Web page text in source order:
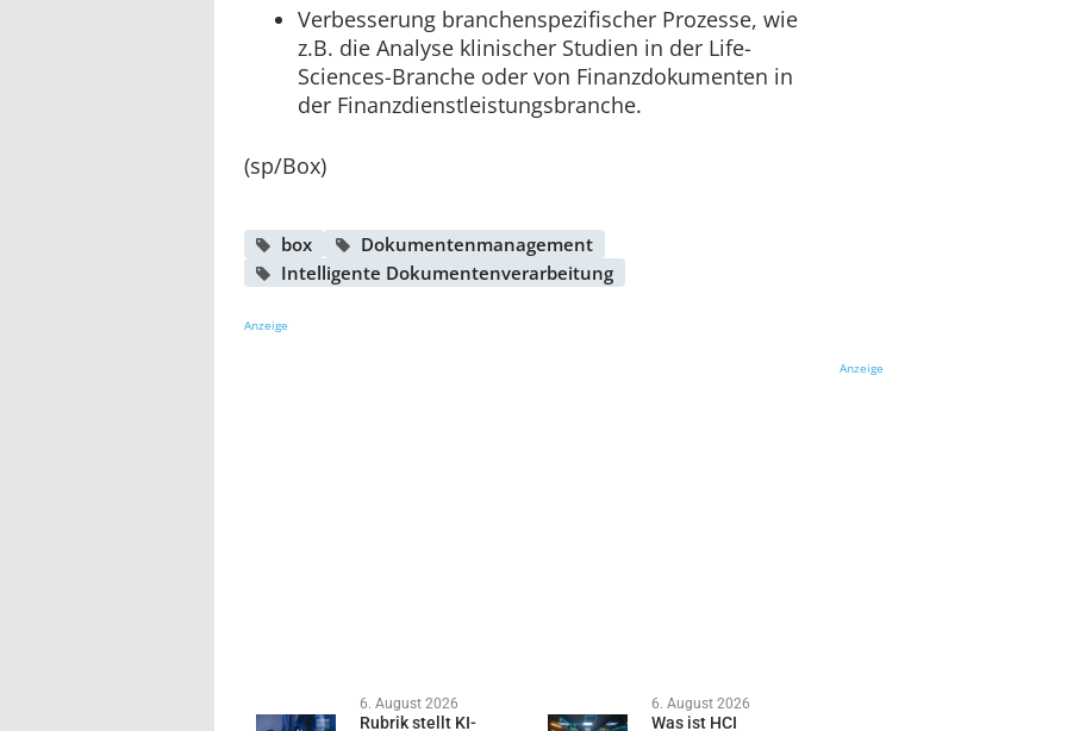
Verbesserung branchenspezifischer Prozesse, wie
z.B. die Analyse klinischer Studien in der Life-
Sciences-Branche oder von Finanzdokumenten in
der Finanzdienstleistungsbranche.
(sp/Box)
box
Dokumentenmanagement
Intelligente Dokumentenverarbeitung
Anzeige
6. August 2026
Rubrik stellt KI-
6. August 2026
Was ist HCI
Anzeige